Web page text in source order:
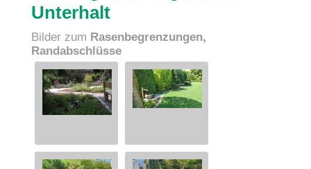
Unterhalt
Bilder zum Rasenbegrenzungen,
Randabschlüsse